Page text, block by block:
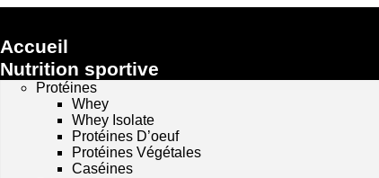
Accueil
Nutrition sportive
Protéines
Whey
Whey Isolate
Protéines D’oeuf
Protéines Végétales
Caséines